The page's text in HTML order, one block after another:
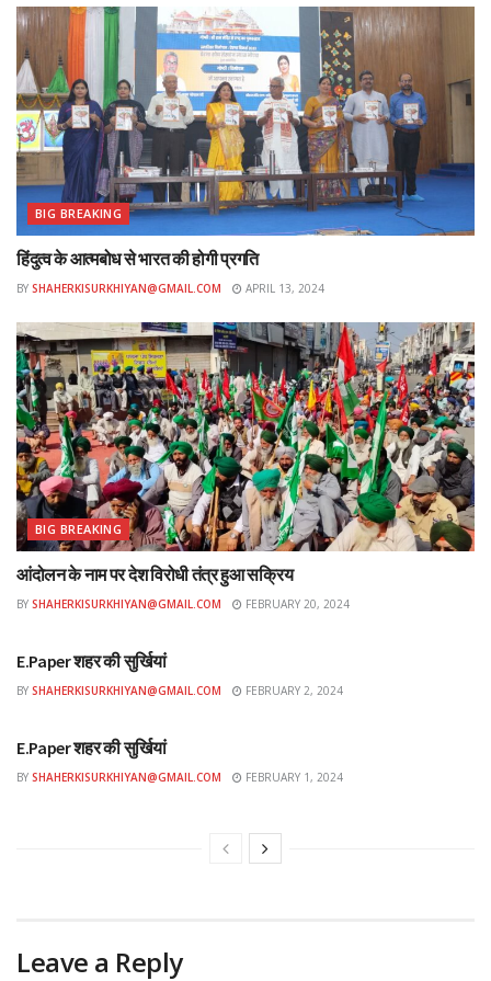
BIG BREAKING
हिंदुत्व के आत्मबोध से भारत की होगी प्रगति
BY SHAHERKISURKHIYAN@GMAIL.COM APRIL 13, 2024
BIG BREAKING
आंदोलन के नाम पर देश विरोधी तंत्र हुआ सक्रिय
BY SHAHERKISURKHIYAN@GMAIL.COM FEBRUARY 20, 2024
E.Paper शहर की सुर्खियां
BY SHAHERKISURKHIYAN@GMAIL.COM FEBRUARY 2, 2024
E.Paper शहर की सुर्खियां
BY SHAHERKISURKHIYAN@GMAIL.COM FEBRUARY 1, 2024
Leave a Reply